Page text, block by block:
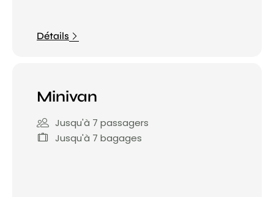
Détails
Minivan
Jusqu'à 7 passagers
Jusqu'à 7 bagages